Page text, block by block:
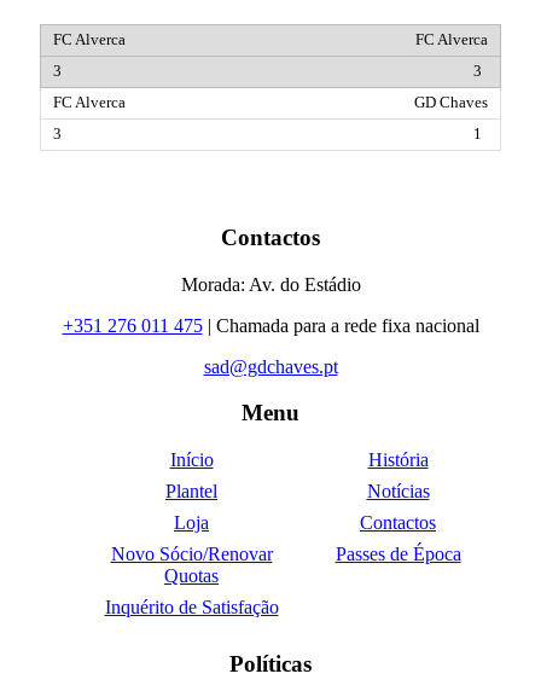
FC Alverca
3
GD Chaves
1
Contactos
Morada: Av. do Estádio
+351 276 011 475| Chamada para a rede fixa nacional
sad@gdchaves.pt
Menu
Início
História
Plantel
Notícias
Loja
Contactos
Novo Sócio/Renovar
Quotas
Passes de Época
Inquérito de Satisfação
Políticas